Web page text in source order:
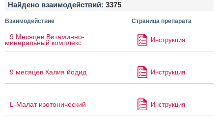
Найдено взаимодействий: 3375
Взаимодействие Страница препарата
9 Месяцев Витаминно-
минеральный комплекс Инструкция
9 месяцев Калия йодид Инструкция
L-Малат изотонический Инструкция